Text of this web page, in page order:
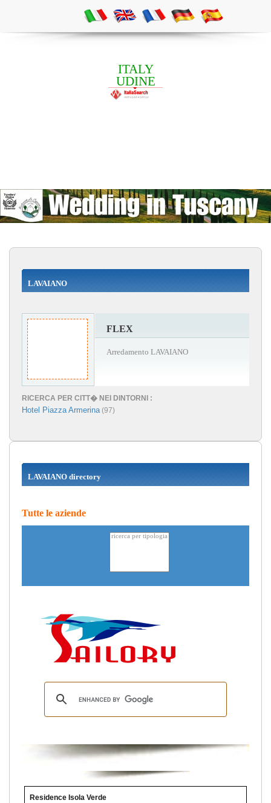
ITALY
UDINE
LAVAIANO
FLEX
Arredamento LAVAIANO
RICERCA PER CITT� NEI DINTORNI :
Hotel Piazza Armerina(97)
LAVAIANO directory
Tutte le aziende
Residence Isola Verde